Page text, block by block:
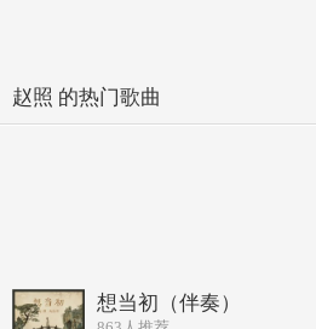
赵照 的热门歌曲
想当初（伴奏）